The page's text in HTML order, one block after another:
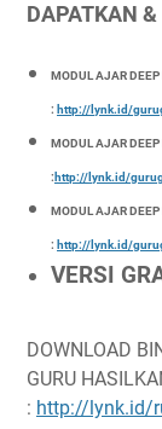
DAPATKAN
MODUL AJAR
: http://lynk.id/
MODUL AJAR
: http://lynk.id/
MODUL AJAR
: http://lynk.id/
VERSI
DOWNLOAD
GURU
: http://lynk.id/